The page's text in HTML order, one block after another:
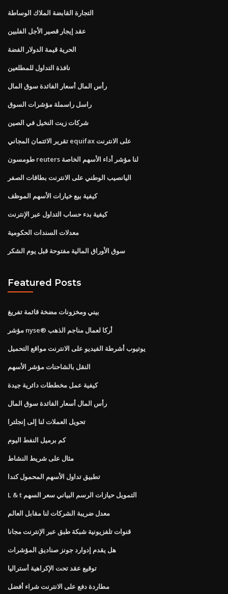
التجارة القابضة الملاك الوساطة
عقد إيجار قصير الأجل الفلبين
الحرية قيمة الدولار الفضة
نافذة التداول للمطلعين
رأس المال أسعار الفائدة سوق المال
راسل راسملة مؤشرات السوق
شركات زيت النخيل في الصين
تقرير الائتمان المجاني equifax على الانترنت
طومسون reuters لنا مؤشر أداء الأسهم الخاصة
اليانصيب الوطني على الانترنت بطاقات الصفر
كيفية بيع خيارات الأسهم الموظف
كيفية بدء حساب التداول عبر الإنترنت
معدلات السندات الحكومية
سوق الأوراق المالية مفتوحة قبل يوم الشكر
Featured Posts
بيني ومخزونات مضخة قائمة تفريغ
مؤشر nyse® أركا لعمال مناجم الذهب
يوتيوب أشرطة الفيديو على الانترنت مواقع التحميل
النقل بالشاحنات مؤشر الأسهم
كيفية عمل مخططات دائرية جيدة
رأس المال أسعار الفائدة سوق المال
تحويل العملات لنا إلى إنجلترا
كم برميل النفط اليوم
مثال على شريط النشاط
تطبيق تداول الأسهم المحمول كندا
L & t التمويل حيازات الرسم البياني سعر السهم
معدل ضريبة الشركات لنا مقابل العالم
قنوات تلفزيونية شبكة طبق عبر الإنترنت مجانا
هل يقدم إدوارد جونز صناديق المؤشرات
توقيع عقد تحت الإكراهية أستراليا
مطاردة دفع على الانترنت شراء أفضل